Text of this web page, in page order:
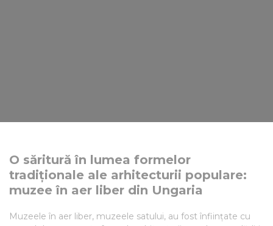
O săritură în lumea formelor
tradiționale ale arhitecturii populare:
muzee în aer liber din Ungaria
Muzeele în aer liber, muzeele satului, au fost înființate cu